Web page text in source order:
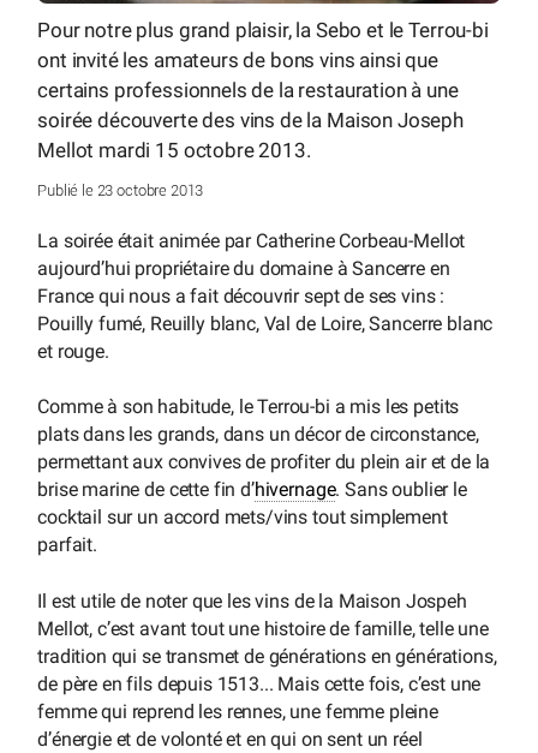
Pour notre plus grand plaisir, la Sebo et le Terrou-bi
ont invité les amateurs de bons vins ainsi que
certains professionnels de la restauration à une
soirée découverte des vins de la Maison Joseph
Mellot mardi 15 octobre 2013.
Publié le 23 octobre 2013
La soirée était animée par Catherine Corbeau-Mellot
aujourd’hui propriétaire du domaine à Sancerre en
France qui nous a fait découvrir sept de ses vins :
Pouilly fumé, Reuilly blanc, Val de Loire, Sancerre blanc
et rouge.
Comme à son habitude, le Terrou-bi a mis les petits
plats dans les grands, dans un décor de circonstance,
permettant aux convives de profiter du plein air et de la
brise marine de cette fin d’hivernage. Sans oublier le
cocktail sur un accord mets/vins tout simplement
parfait.
Il est utile de noter que les vins de la Maison Jospeh
Mellot, c’est avant tout une histoire de famille, telle une
tradition qui se transmet de générations en générations,
de père en fils depuis 1513... Mais cette fois, c’est une
femme qui reprend les rennes, une femme pleine
d’énergie et de volonté et en qui on sent un réel